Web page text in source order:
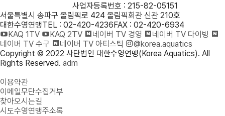
사업자등록번호 : 215-82-05151
서울특별시 송파구 올림픽로 424 올림픽회관 신관 210호
대한수영연맹TEL : 02-420-4236FAX : 02-420-6934
KAQ 1TV
KAQ 2TV 네이버 TV 경영
네이버 TV 다이빙
네이버 TV 수구
네이버 TV 아티스틱
@korea.aquatics
Copyright © 2022 사단법인 대한수영연맹(Korea Aquatics). All
Rights Reserved. adm
이용약관
이메일무단수집거부
찾아오시는길
시도수영연맹주소록